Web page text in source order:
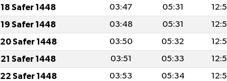
18 Safer 1448 03:47 05:31
19 Safer 1448 03:48 05:31
20 Safer 1448 03:50 05:32
21 Safer 1448 03:51 05:33
22 Safer 1448 03:53 05:34